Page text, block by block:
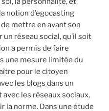
notion d’egocasting
mettre en avant son
réseau social, qu’il soit
a permis de faire
une mesure limitée du
pour le citoyen
les blogs dans un
les réseaux sociaux,
la norme. Dans une étude